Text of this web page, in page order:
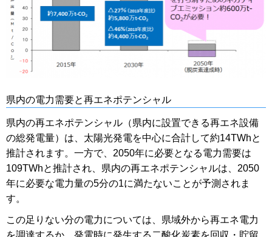
県内の電力需要と再エネポテンシャル
県内の再エネポテンシャル（県内に設置できる再エネ設備
の総発電量）は、太陽光発電を中心に合計して約14TWhと
推計されます。一方で、2050年に必要となる電力需要は
109TWhと推計され、県内の再エネポテンシャルは、2050
年に必要な電力量の5分の1に満たないことが予測されま
す。
この足りない分の電力については、県域外から再エネ電力
を調達するか、発電時に発生する二酸化炭素を回収・貯留